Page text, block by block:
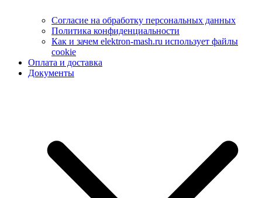
Согласие на обработку персональных данных
Политика конфиденциальности
Как и зачем elektron-mash.ru использует файлы
cookie
Оплата и доставка
Документы